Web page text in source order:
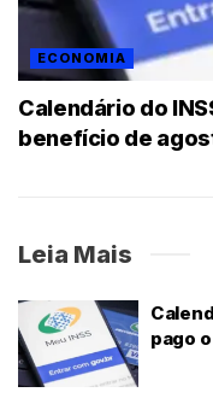
ECONOMIA
Calendário do
benefício de
Leia Mais
pago